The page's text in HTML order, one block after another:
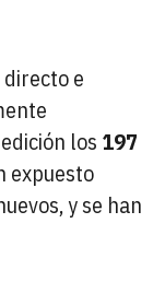
directo e
los 197
expuesto
y se han